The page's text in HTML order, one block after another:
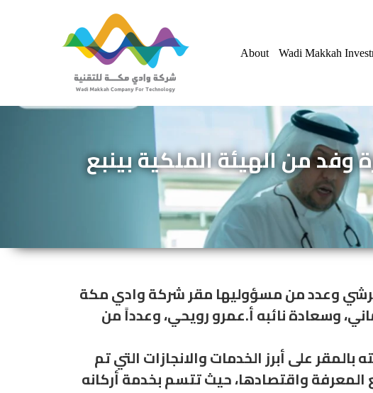
About Wadi Makkah
من الهيئة الملكية بينبع
وعدد من مسؤوليها مقر شركة وادي مكة
وسعادة نائبه أ.عمرو رويحي، وعدداً من
على أبرز الخدمات والانجازات التي تم
المعرفة واقتصادها، حيث تتسم بخدمة أركانه